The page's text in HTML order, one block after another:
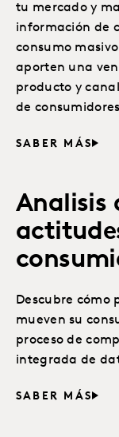
tu mercado y
información de
consumo
aporten una
producto y
de
SABER MÁS
Analisis
Descubre cómo
mueven su
proceso de
integrada de
SABER MÁS